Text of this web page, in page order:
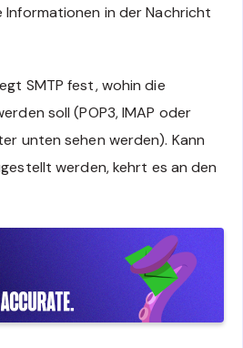
Informationen in der Nachricht
SMTP fest, wohin die
soll (POP3, IMAP oder
unten sehen werden). Kann
werden, kehrt es an den